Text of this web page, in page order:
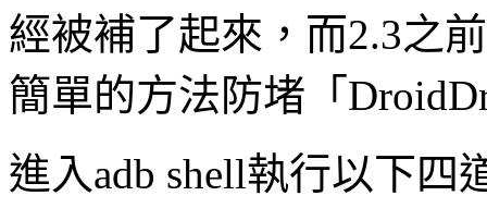
經被補了起來，而2.3之
簡單的方法防堵「
進入adb shell執行以下四